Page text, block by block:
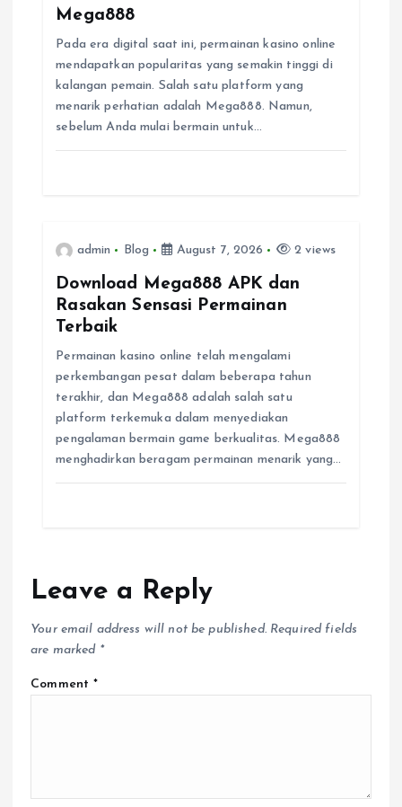
Mega888
Pada era digital saat ini, permainan kasino online
mendapatkan popularitas yang semakin tinggi di
kalangan pemain. Salah satu platform yang
menarik perhatian adalah Mega888. Namun,
sebelum Anda mulai bermain untuk…
admin Blog August 7, 2026 2 views
Download Mega888 APK dan
Rasakan Sensasi Permainan
Terbaik
Permainan kasino online telah mengalami
perkembangan pesat dalam beberapa tahun
terakhir, dan Mega888 adalah salah satu
platform terkemuka dalam menyediakan
pengalaman bermain game berkualitas. Mega888
menghadirkan beragam permainan menarik yang…
Leave a Reply
Your email address will not be published. Required fields
are marked *
Comment*